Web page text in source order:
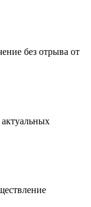
без отрыва от